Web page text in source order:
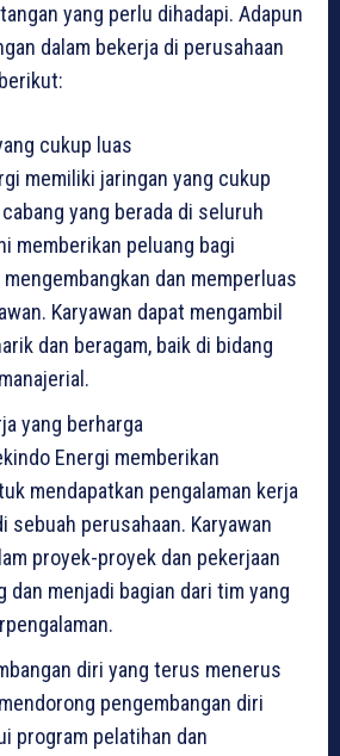
yang perlu dihadapi. Adapun
dalam bekerja di perusahaan
cukup luas
memiliki jaringan yang cukup
yang berada di seluruh
memberikan peluang bagi
dan memperluas
Karyawan dapat mengambil
dan beragam, baik di bidang
yang berharga
Energi memberikan
mendapatkan pengalaman kerja
sebuah perusahaan. Karyawan
proyek-proyek dan pekerjaan
dan menjadi bagian dari tim yang
diri yang terus menerus
pengembangan diri
program pelatihan dan